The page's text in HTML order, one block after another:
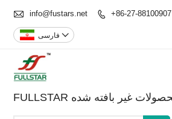
 info@fustars.net  +86-27-88100907
فارسی 